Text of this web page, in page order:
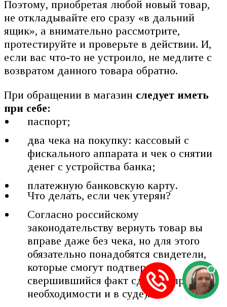
Поэтому, приобретая любой новый товар,
не откладывайте его сразу «в дальний
ящик», а внимательно рассмотрите,
протестируйте и проверьте в действии. И,
если вас что-то не устроило, не медлите с
возвратом данного товара обратно.
При обращении в магазин следует иметь
при себе:
паспорт;
два чека на покупку: кассовый с
фискального аппарата и чек о снятии
денег с устройства банка;
платежную банковскую карту.
Что делать, если чек утерян?
Согласно российскому
законодательству вернуть товар вы
вправе даже без чека, но для этого
обязательно понадобятся свидетели,
которые смогут подтвердить
свершившийся факт сделки (при
необходимости и в суде).